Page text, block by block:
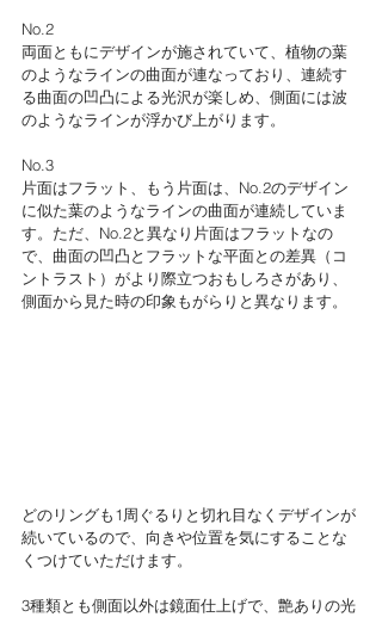
No.2
両面ともにデザインが施されていて、植物の葉
のようなラインの曲面が連なっており、連続す
る曲面の凹凸による光沢が楽しめ、側面には波
のようなラインが浮かび上がります。
No.3
片面はフラット、もう片面は、No.2のデザイン
に似た葉のようなラインの曲面が連続していま
す。ただ、No.2と異なり片面はフラットなの
で、曲面の凹凸とフラットな平面との差異（コ
ントラスト）がより際立つおもしろさがあり、
側面から見た時の印象もがらりと異なります。
どのリングも1周ぐるりと切れ目なくデザインが
続いているので、向きや位置を気にすることな
くつけていただけます。
3種類とも側面以外は鏡面仕上げで、艶ありの光